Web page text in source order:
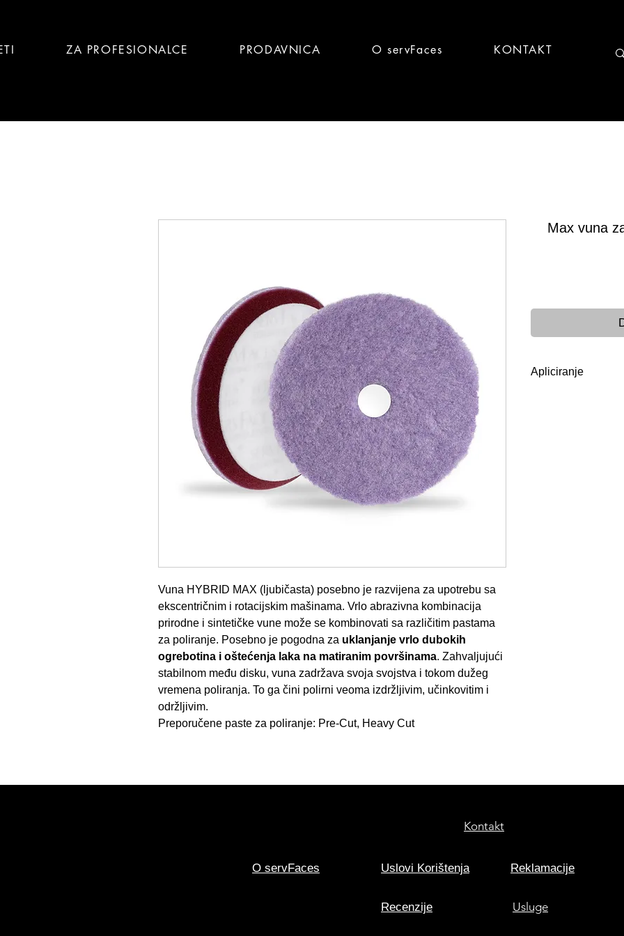
ZA PROFESIONALCE PRODAVNICA O servFaces KONTAKT
Vuna HYBRID MAX (ljubičasta) posebno je razvijena za upotrebu sa
ekscentričnim i rotacijskim mašinama. Vrlo abrazivna kombinacija
prirodne i sintetičke vune može se kombinovati sa različitim pastama
za poliranje. Posebno je pogodna za uklanjanje vrlo dubokih
ogrebotina i oštećenja laka na matiranim površinama. Zahvaljujući
stabilnom među disku, vuna zadržava svoja svojstva i tokom dužeg
vremena poliranja. To ga čini polirni veoma izdržljivim, učinkovitim i
održljivim.
Preporučene paste za poliranje: Pre-Cut, Heavy Cut
Max vuna
Apliciranje
Kontakt
O servFaces Uslovi Korištenja Reklamacije
Recenzije Usluge